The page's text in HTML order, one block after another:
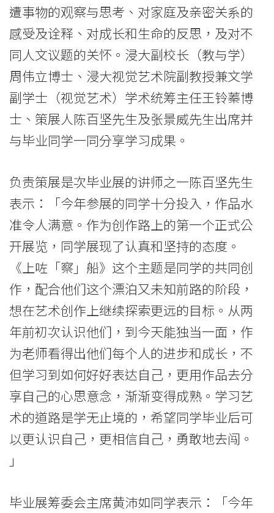
学
院
消
息
国
际
学
院
香
港
浸
会
大
学
遭事物的观察与思考、对家庭及亲密关系的
感受及诠释、对成长和生命的反思，及对不
同人文议题的关怀。浸大副校长（教与学）
周伟立博士、浸大视觉艺术院副教授兼文学
副学士（视觉艺术）学术统筹主任王铃蓁博
士、策展人陈百坚先生及张景威先生出席并
与毕业同学一同分享学习成果。
负责策展是次毕业展的讲师之一陈百坚先生
表示：「今年参展的同学十分投入，作品水
准令人满意。作为创作路上的第一个正式公
开展览，同学展现了认真和坚持的态度。
《上咗「察」船》这个主题是同学的共同创
作，配合他们这个漂泊又未知前路的阶段，
想在艺术创作上继续探索更远的目标。从两
年前初次认识他们，到今天能独当一面，作
为老师看得出他们每个人的进步和成长，不
但学习到如何好好表达自己，更用作品去分
享自己的心思意念，渐渐变得成熟。学习艺
术的道路是学无止境的，希望同学毕业后可
以更认识自己，更相信自己，勇敢地去闯。
」
毕业展筹委会主席黄沛如同学表示：「今年